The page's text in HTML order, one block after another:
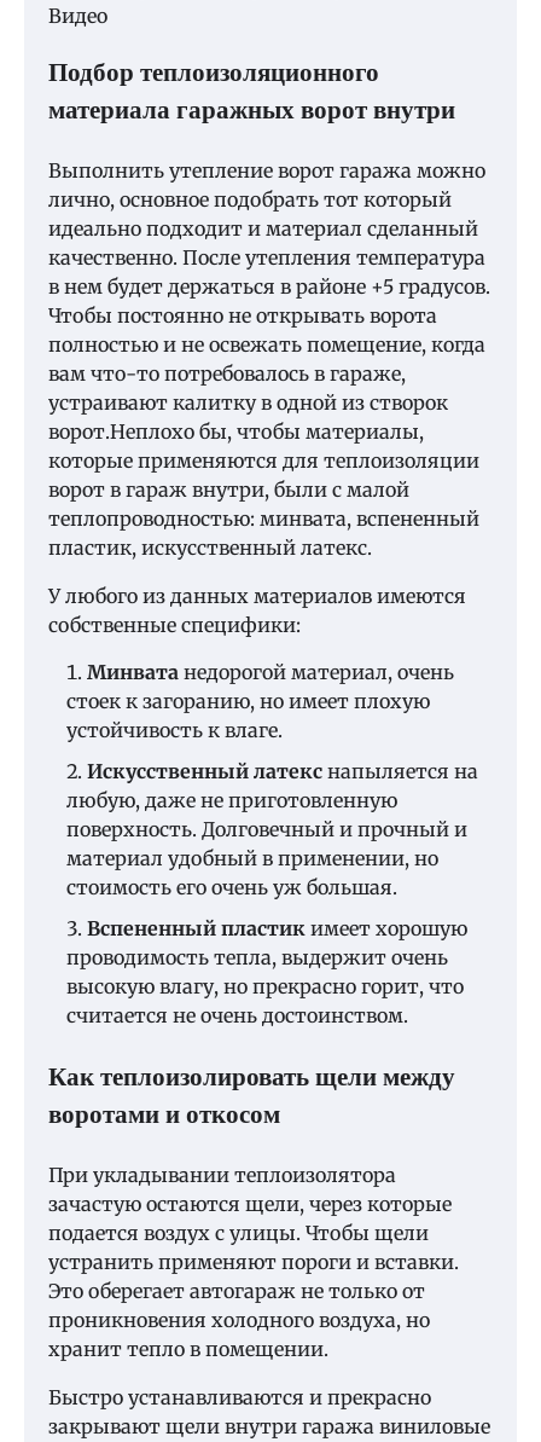
Видео
Подбор теплоизоляционного
материала гаражных ворот внутри
Выполнить утепление ворот гаража можно
лично, основное подобрать тот который
идеально подходит и материал сделанный
качественно. После утепления температура
в нем будет держаться в районе +5 градусов.
Чтобы постоянно не открывать ворота
полностью и не освежать помещение, когда
вам что-то потребовалось в гараже,
устраивают калитку в одной из створок
ворот.Неплохо бы, чтобы материалы,
которые применяются для теплоизоляции
ворот в гараж внутри, были с малой
теплопроводностью: минвата, вспененный
пластик, искусственный латекс.
У любого из данных материалов имеются
собственные специфики:
Минвата недорогой материал, очень
стоек к загоранию, но имеет плохую
устойчивость к влаге.
Искусственный латекс напыляется на
любую, даже не приготовленную
поверхность. Долговечный и прочный и
материал удобный в применении, но
стоимость его очень уж большая.
Вспененный пластик имеет хорошую
проводимость тепла, выдержит очень
высокую влагу, но прекрасно горит, что
считается не очень достоинством.
Кактеплоизолироватьщели между
воротами и откосом
При укладывании теплоизолятора
зачастую остаются щели, через которые
подается воздух с улицы. Чтобы щели
устранить применяют пороги и вставки.
Это оберегает автогараж не только от
проникновения холодного воздуха, но
хранит тепло в помещении.
Быстро устанавливаются и прекрасно
закрывают щели внутри гаража виниловые